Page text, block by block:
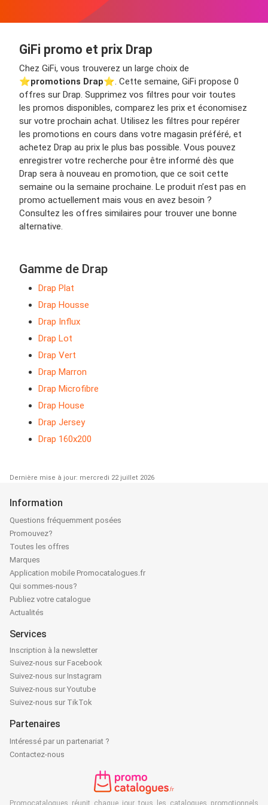
GiFi promo et prix Drap
Chez GiFi, vous trouverez un large choix de
⭐️promotions Drap⭐️. Cette semaine, GiFi propose 0
offres sur Drap. Supprimez vos filtres pour voir toutes
les promos disponibles, comparez les prix et économisez
sur votre prochain achat. Utilisez les filtres pour repérer
les promotions en cours dans votre magasin préféré, et
achetez Drap au prix le plus bas possible. Vous pouvez
enregistrer votre recherche pour être informé dès que
Drap sera à nouveau en promotion, que ce soit cette
semaine ou la semaine prochaine. Le produit n’est pas en
promo actuellement mais vous en avez besoin ?
Consultez les offres similaires pour trouver une bonne
alternative.
Gamme de Drap
Drap Plat
Drap Housse
Drap Influx
Drap Lot
Drap Vert
Drap Marron
Drap Microfibre
Drap House
Drap Jersey
Drap 160x200
Dernière mise à jour: mercredi 22 juillet 2026
Information
Questions fréquemment posées
Promouvez?
Toutes les offres
Marques
Application mobile Promocatalogues.fr
Qui sommes-nous?
Publiez votre catalogue
Actualités
Services
Inscription à la newsletter
Suivez-nous sur Facebook
Suivez-nous sur Instagram
Suivez-nous sur Youtube
Suivez-nous sur TikTok
Partenaires
Intéressé par un partenariat ?
Contactez-nous